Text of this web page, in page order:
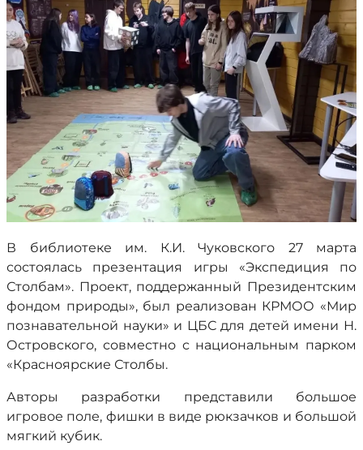
В библиотеке им. К.И. Чуковского 27 марта
состоялась презентация игры «Экспедиция по
Столбам». Проект, поддержанный Президентским
фондом природы», был реализован КРМОО «Мир
познавательной науки» и ЦБС для детей имени Н.
Островского, совместно с национальным парком
«Красноярские Столбы.
Авторы разработки представили большое
игровое поле, фишки в виде рюкзачков и большой
мягкий кубик.